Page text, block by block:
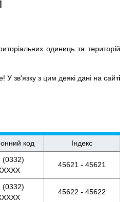
одиниць та територій
У зв'язку з цим деякі дані на сайті
код Індекс
(0332)
45621 - 45621
(0332)
45622 - 45622